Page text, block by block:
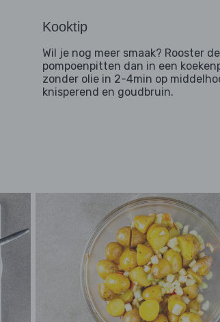
Kooktip
Wil je nog meer smaak? Rooster de
pompoenpitten dan in een
zonder olie in 2-4min op
knisperend en goudbruin.